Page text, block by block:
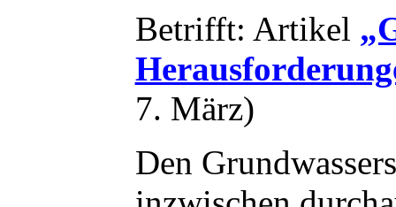
Betrifft: Artikel
7. März)
Den